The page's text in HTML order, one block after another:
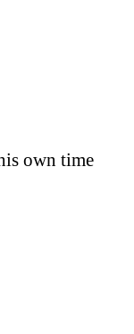
own time